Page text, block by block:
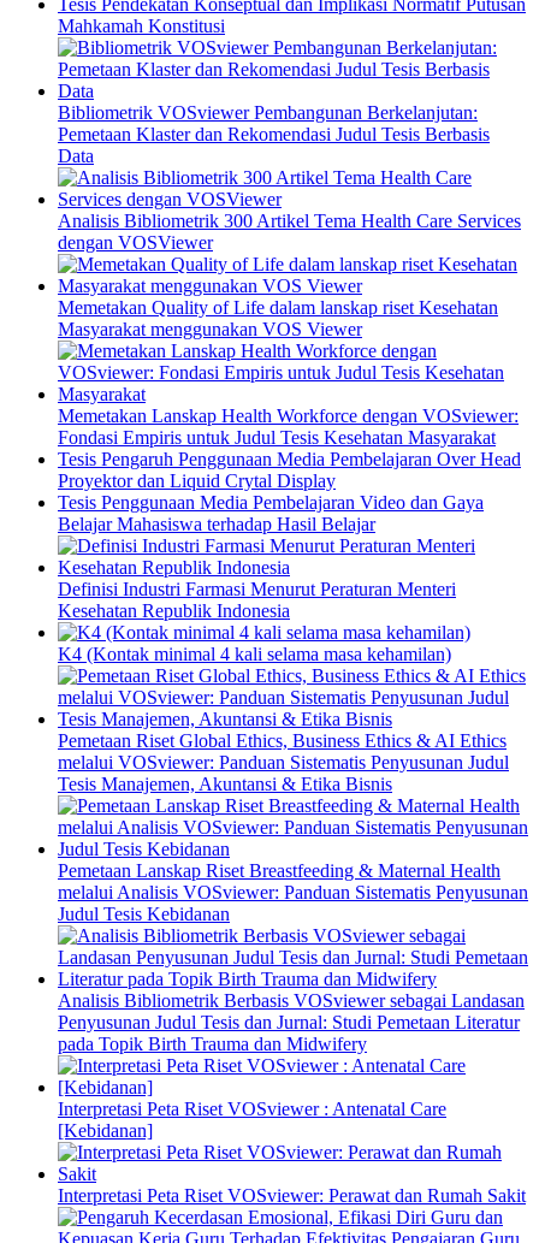
Tesis Pendekatan Konseptual dan Implikasi Normatif Putusan
Mahkamah Konstitusi
Bibliometrik VOSviewer Pembangunan Berkelanjutan:
Pemetaan Klaster dan Rekomendasi Judul Tesis Berbasis
Data
Analisis Bibliometrik 300 Artikel Tema Health Care Services
dengan VOSViewer
Memetakan Quality of Life dalam lanskap riset Kesehatan
Masyarakat menggunakan VOS Viewer
Memetakan Lanskap Health Workforce dengan VOSviewer:
Fondasi Empiris untuk Judul Tesis Kesehatan Masyarakat
Tesis Pengaruh Penggunaan Media Pembelajaran Over Head
Proyektor dan Liquid Crytal Display
Tesis Penggunaan Media Pembelajaran Video dan Gaya
Belajar Mahasiswa terhadap Hasil Belajar
Definisi Industri Farmasi Menurut Peraturan Menteri
Kesehatan Republik Indonesia
K4 (Kontak minimal 4 kali selama masa kehamilan)
Pemetaan Riset Global Ethics, Business Ethics & AI Ethics
melalui VOSviewer: Panduan Sistematis Penyusunan Judul
Tesis Manajemen, Akuntansi & Etika Bisnis
Pemetaan Lanskap Riset Breastfeeding & Maternal Health
melalui Analisis VOSviewer: Panduan Sistematis Penyusunan
Judul Tesis Kebidanan
Analisis Bibliometrik Berbasis VOSviewer sebagai Landasan
Penyusunan Judul Tesis dan Jurnal: Studi Pemetaan Literatur
pada Topik Birth Trauma dan Midwifery
Interpretasi Peta Riset VOSviewer : Antenatal Care
[Kebidanan]
Interpretasi Peta Riset VOSviewer: Perawat dan Rumah Sakit